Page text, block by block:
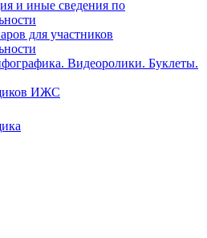
и иные сведения по
для участников
Видеоролики. Буклеты.
ИЖС